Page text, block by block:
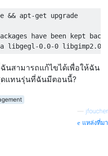
&& apt-get upgrade
have been kept
นสามารถแก้ไขได้เพื่อให้ฉัน
ดแทนรุ่นที่ฉันมีตอนนี้?
jfoucher
แหล่งที่มา